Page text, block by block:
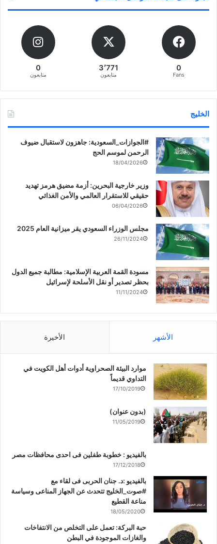
0
Fans
3٬771
متابعون
0
متابعون
الخليج
‏‎#الجوازات_السعودية: جاهزون لاستقبال ضيوف
الرحمن لموسم الحج
18/04/2026
وزير خارجية البحرين: أزمة مضيق هرمز تهديد
حقيقي للاستقرار العالمي والأمن الغذائي
06/04/2026
مجلس الوزراء السعودي يقر ميزانية العام 2025
26/11/2024
مسودة القمة العربية الإسلامية: مطالبة جميع الدول
بحظر تصدير أو نقل الأسلحة لإسرائيل
11/11/2024
الأشهر الأخيرة
موارد البيئة الصحراوية أدوات أهل الكويت في
التداوي قديماً
17/10/2019
(بدون عنوان)
11/05/2019
بالفيديو : خطوبة طفلين فى احدى محافظات مصر
17/12/2018
بالفيديو :د. جنان الحربى فى لقاء مع
#صوت_الخليج تتحدث عن الجهاز المناعى وسياسة
مناعة القطيع
18/05/2020
حبة البركة: تعمل على التخلص من الانتفاخات
والغازات الموجودة في البطن